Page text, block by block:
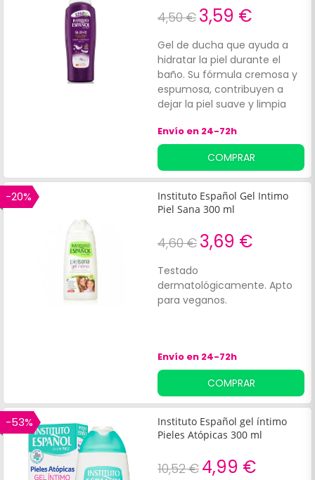
4,50 € 3,59 €
Gel de ducha que ayuda a
hidratar la piel durante el
baño. Su fórmula cremosa y
espumosa, contribuyen a
dejar la piel suave y limpia
Tiene un suave aroma.
Producto 100% vegano.
Envío en 24-72h
COMPRAR
-20%
Instituto Español Gel Intimo
Piel Sana 300 ml
4,60 € 3,69 €
Testado
dermatológicamente. Apto
para veganos.
Envío en 24-72h
COMPRAR
-53%
Instituto Español gel íntimo
Pieles Atópicas 300 ml
10,52 € 4,99 €